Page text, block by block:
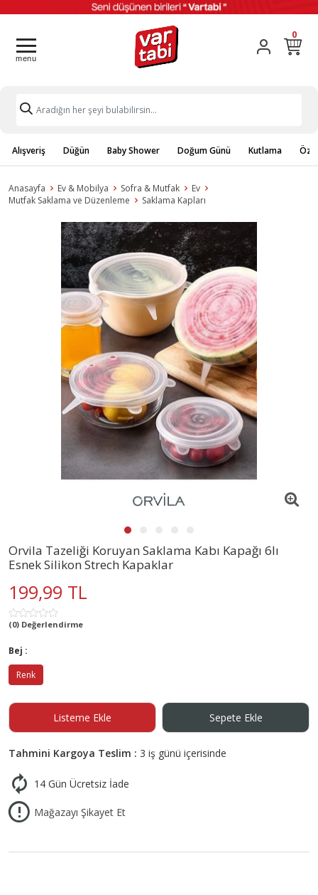
0
Alışveriş Düğün Baby Shower Doğum Günü Kutlama
Anasayfa Ev & Mobilya Sofra & Mutfak
Ev
Mutfak Saklama ve Düzenleme
Saklama Kapları
Orvila Tazeliği Koruyan Saklama Kabı Kapağı 6lı
Esnek Silikon Strech Kapaklar
199,99 TL
(0) Değerlendirme
Bej :
Renk
Listeme Ekle Sepete Ekle
Tahmini Kargoya Teslim : 3 iş günü içerisinde
14 Gün Ücretsiz İade
Mağazayı Şikayet Et